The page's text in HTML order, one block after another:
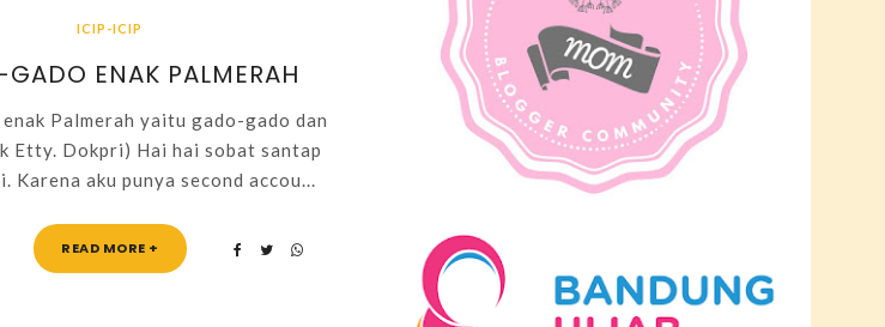
ICIP-ICIP
ENAK PALMERAH
Palmerah yaitu gado-gado dan
Etty. Dokpri) Hai hai sobat santap
Karena aku punya second accou...
READ MORE +